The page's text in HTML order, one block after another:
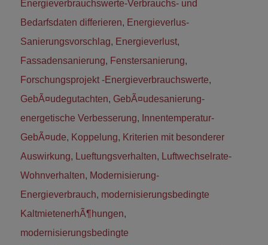
Energieverbrauchswerte-Verbrauchs- und
Bedarfsdaten differieren, Energieverlus-
Sanierungsvorschlag, Energieverlust,
Fassadensanierung, Fenstersanierung,
Forschungsprojekt -Energieverbrauchswerte,
GebÃ¤udegutachten, GebÃ¤udesanierung-
energetische Verbesserung, Innentemperatur-
GebÃ¤ude, Koppelung, Kriterien mit besonderer
Auswirkung, Lueftungsverhalten,
Luftwechselrate-
Wohnverhalten, Modernisierung-
Energieverbrauch, modernisierungsbedingte
KaltmietenerhÃ¶hungen,
modernisierungsbedingte